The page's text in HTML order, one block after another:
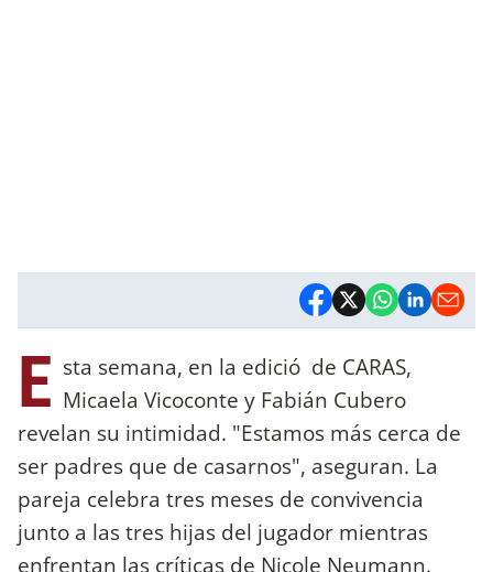
E sta semana, en la edició de CARAS,
Micaela Vicoconte y Fabián Cubero
revelan su intimidad. "Estamos más cerca de
ser padres que de casarnos", aseguran. La
pareja celebra tres meses de convivencia
junto a las tres hijas del jugador mientras
enfrentan las críticas de Nicole Neumann.